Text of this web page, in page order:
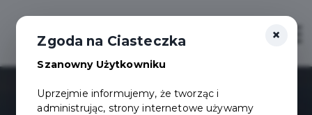
×
Zgoda na Ciasteczka
Szanowny Użytkowniku
Uprzejmie informujemy, że tworząc i
administrując, strony internetowe używamy